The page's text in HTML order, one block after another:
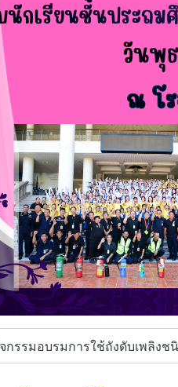
กรรมอบรมการใช้ถังดับเพลิง